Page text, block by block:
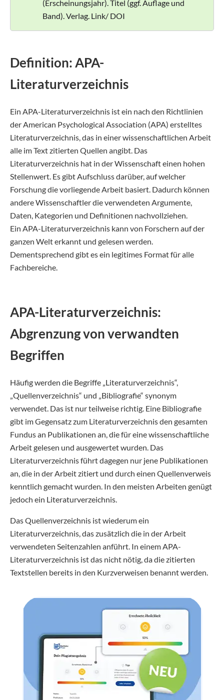
(Erscheinungsjahr). Titel (ggf. Auflage und
Band). Verlag. Link/ DOI
Definition: APA-
Literaturverzeichnis
Ein APA-Literaturverzeichnis ist ein nach den Richtlinien
der American Psychological Association (APA) erstelltes
Literaturverzeichnis, das in einer wissenschaftlichen Arbeit
alle im Text zitierten Quellen angibt. Das
Literaturverzeichnis hat in der Wissenschaft einen hohen
Stellenwert. Es gibt Aufschluss darüber, auf welcher
Forschung die vorliegende Arbeit basiert. Dadurch können
andere Wissenschaftler die verwendeten Argumente,
Daten, Kategorien und Definitionen nachvollziehen.
Ein APA-Literaturverzeichnis kann von Forschern auf der
ganzen Welt erkannt und gelesen werden.
Dementsprechend gibt es ein legitimes Format für alle
Fachbereiche.
APA-Literaturverzeichnis:
Abgrenzung von verwandten
Begriffen
Häufig werden die Begriffe „Literaturverzeichnis“,
„Quellenverzeichnis“ und „Bibliografie“ synonym
verwendet. Das ist nur teilweise richtig. Eine Bibliografie
gibt im Gegensatz zum Literaturverzeichnis den gesamten
Fundus an Publikationen an, die für eine wissenschaftliche
Arbeit gelesen und ausgewertet wurden. Das
Literaturverzeichnis führt dagegen nur jene Publikationen
an, die in der Arbeit zitiert und durch einen Quellenverweis
kenntlich gemacht wurden. In den meisten Arbeiten genügt
jedoch ein Literaturverzeichnis.
Das Quellenverzeichnis ist wiederum ein
Literaturverzeichnis, das zusätzlich die in der Arbeit
verwendeten Seitenzahlen anführt. In einem APA-
Literaturverzeichnis ist das nicht nötig, da die zitierten
Textstellen bereits in den Kurzverweisen benannt werden.